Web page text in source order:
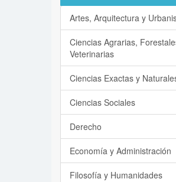
Artes, Arquitectura y
Ciencias Agrarias,
Veterinarias
Ciencias Exactas y
Ciencias Sociales
Derecho
Economía y Administración
Filosofía y Humanidades